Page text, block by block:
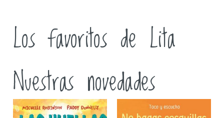
Los favoritos de Lita
Nuestras novedades